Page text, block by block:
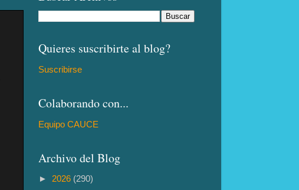
Quieres suscribirte al blog?
Suscribirse
Colaborando con...
Equipo CAUCE
Archivo del Blog
► 2026 (290)